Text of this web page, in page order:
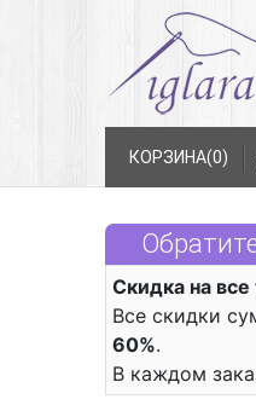
КОРЗИНА(0)
Скидка на
Все скидки
60%.
В каждом